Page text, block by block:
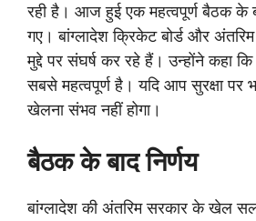
रही है। आज हुई एक महत्वपूर्ण बैठक के
गए। बांग्लादेश क्रिकेट बोर्ड और
मुद्दे पर संघर्ष कर रहे हैं। उन्होंने कहा कि
सबसे महत्वपूर्ण है। यदि आप सुरक्षा पर
खेलना संभव नहीं होगा।
बैठक के बाद निर्णय
बांग्लादेश की अंतरिम सरकार के खेल